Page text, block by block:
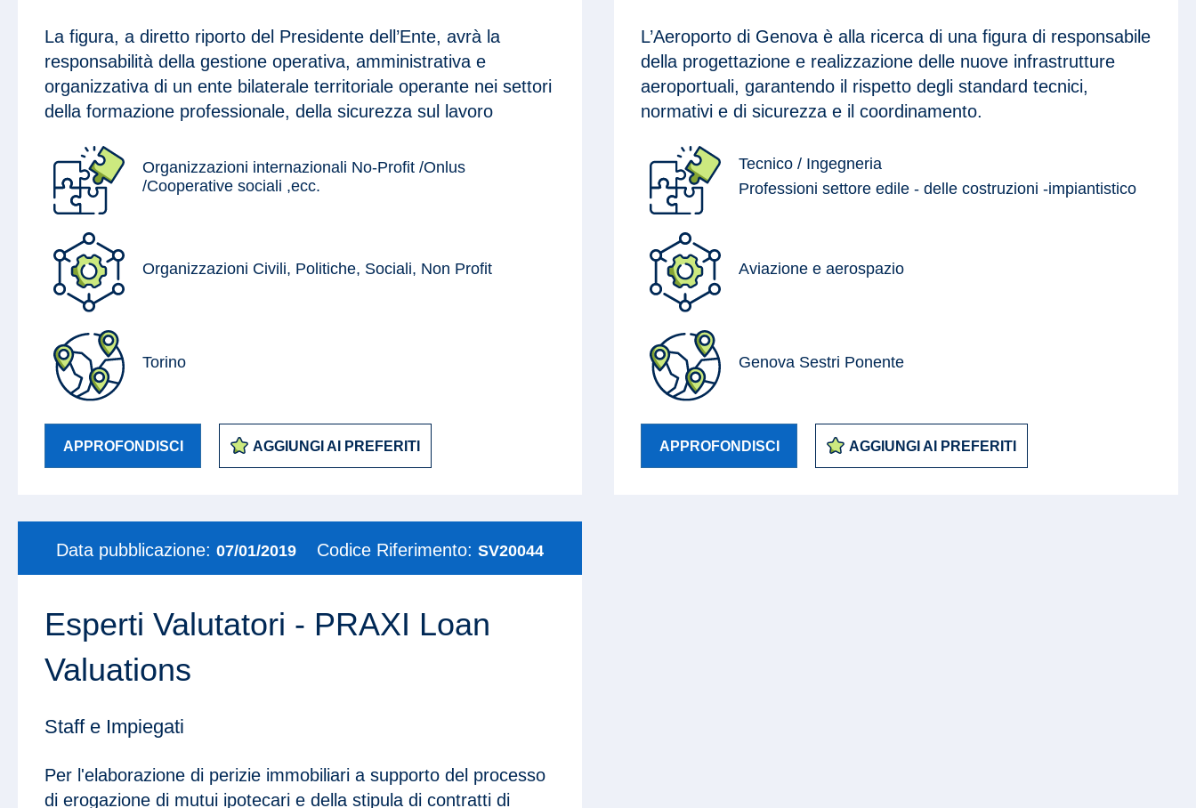
La figura, a diretto riporto del Presidente dell’Ente, avrà la
responsabilità della gestione operativa, amministrativa e
organizzativa di un ente bilaterale territoriale operante nei settori
della formazione professionale, della sicurezza sul lavoro
Organizzazioni internazionali No-Profit /Onlus
/Cooperative sociali ,ecc.
Organizzazioni Civili, Politiche, Sociali, Non Profit
Torino
APPROFONDISCI AGGIUNGI AI PREFERITI
L’Aeroporto di Genova è alla ricerca di una figura di responsabile
della progettazione e realizzazione delle nuove infrastrutture
aeroportuali, garantendo il rispetto degli standard tecnici,
normativi e di sicurezza e il coordinamento.
Tecnico / Ingegneria
Professioni settore edile - delle costruzioni -impiantistico
Aviazione e aerospazio
Genova Sestri Ponente
APPROFONDISCI AGGIUNGI AI PREFERITI
Data pubblicazione: 07/01/2019 Codice Riferimento: SV20044
Esperti Valutatori - PRAXI Loan
Valuations
Staff e Impiegati
Per l'elaborazione di perizie immobiliari a supporto del processo
di erogazione di mutui ipotecari e della stipula di contratti di